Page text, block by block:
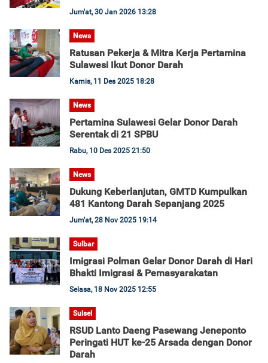
Jum'at, 30 Jan 2026 13:28
News
Ratusan Pekerja & Mitra Kerja Pertamina
Sulawesi Ikut Donor Darah
Kamis, 11 Des 2025 18:28
News
Pertamina Sulawesi Gelar Donor Darah
Serentak di 21 SPBU
Rabu, 10 Des 2025 21:50
News
Dukung Keberlanjutan, GMTD Kumpulkan
481 Kantong Darah Sepanjang 2025
Jum'at, 28 Nov 2025 19:14
Sulbar
Imigrasi Polman Gelar Donor Darah di Hari
Bhakti Imigrasi & Pemasyarakatan
Selasa, 18 Nov 2025 12:55
Sulsel
RSUD Lanto Daeng Pasewang Jeneponto
Peringati HUT ke-25 Arsada dengan Donor
Darah